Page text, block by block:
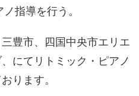
指導を行う。
豊市、四国中央市エリエ
にてリトミック・ピアノ
ります。